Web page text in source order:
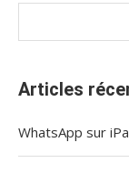
Articles
WhatsApp sur